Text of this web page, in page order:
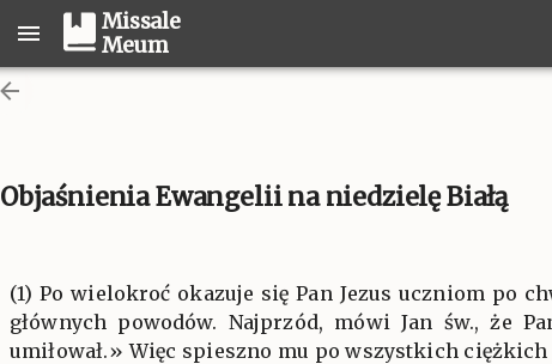
Missale
Meum
Objaśnienia Ewangelii na niedzielę Białą
(1) Po wielokroć okazuje się Pan Jezus uczniom po
głównych powodów. Najprzód, mówi Jan św., że
umiłował.» Więc spieszno mu po wszystkich